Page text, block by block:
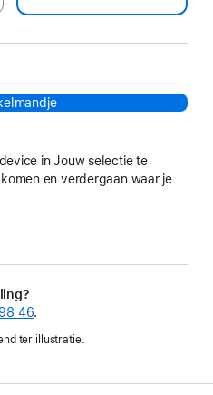
in Jouw selectie te
en verdergaan waar je
46.
ter illustratie.